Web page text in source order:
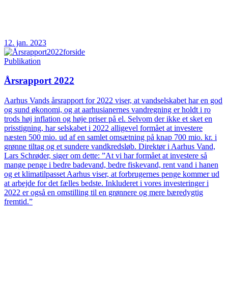
12. jan. 2023
Publikation
Årsrapport 2022
Aarhus Vands årsrapport for 2022 viser, at vandselskabet har en god
og sund økonomi, og at aarhusianernes vandregning er holdt i ro
trods høj inflation og høje priser på el. Selvom der ikke et sket en
prisstigning, har selskabet i 2022 alligevel formået at investere
næsten 500 mio. ud af en samlet omsætning på knap 700 mio. kr. i
grønne tiltag og et sundere vandkredsløb. Direktør i Aarhus Vand,
Lars Schrøder, siger om dette: ”At vi har formået at investere så
mange penge i bedre badevand, bedre fiskevand, rent vand i hanen
og et klimatilpasset Aarhus viser, at forbrugernes penge kommer ud
at arbejde for det fælles bedste. Inkluderet i vores investeringer i
2022 er også en omstilling til en grønnere og mere bæredygtig
fremtid.”